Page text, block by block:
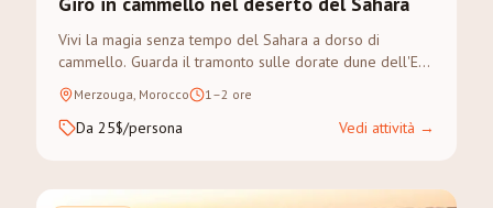
Vivi la magia senza tempo del Sahara a dorso di
cammello. Guarda il tramonto sulle dorate dune dell'Erg
Chebbi in un trek guidato.
Merzouga, Morocco 1–2 ore
Da 25$/persona Vedi attività →